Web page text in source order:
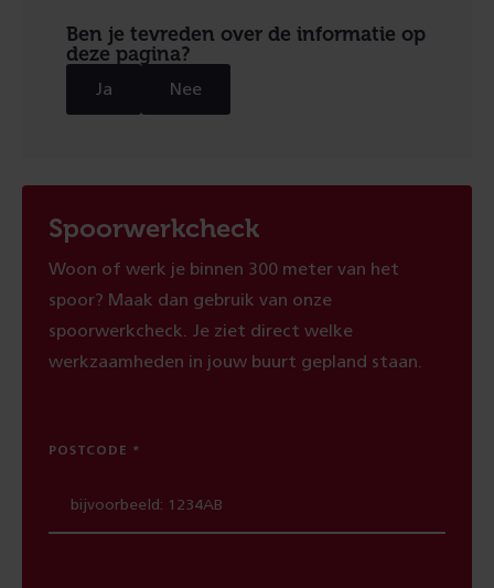
Ben je tevreden over de informatie op
deze pagina?
Ja Nee
Spoorwerkcheck
Woon of werk je binnen 300 meter van het
spoor? Maak dan gebruik van onze
spoorwerkcheck. Je ziet direct welke
werkzaamheden in jouw buurt gepland staan.
POSTCODE